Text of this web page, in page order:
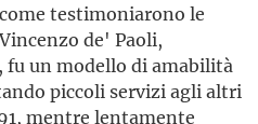
testimoniarono le
de' Paoli,
un modello di amabilità
piccoli servizi agli altri
mentre lentamente